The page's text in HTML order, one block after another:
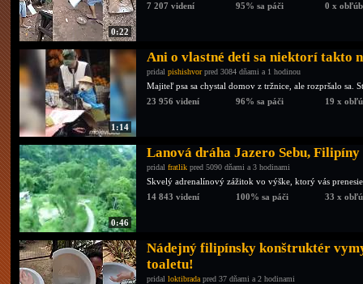
0:22
7 207 videní
95% sa páči 0 x
1:14
Ani o vlastné deti sa niektorí takto
pridal pishishvorpred 3084 dňami a 1 hodinou
Majiteľ psa sa chystal domov z tržnice, ale rozpršalo sa.
23 956 videní
96% sa páči 19 x
0:46
Lanová dráha Jazero Sebu, Filipíny
pridal fratlik pred 5090 dňami a 3 hodinami
Skvelý adrenalínový zážitok vo výške, ktorý vás
14 843 videní
100% sa páči 33 x
Nádejný filipínsky konštruktér
toaletu!
pridal loktibrada pred 37 dňami a 2 hodinami